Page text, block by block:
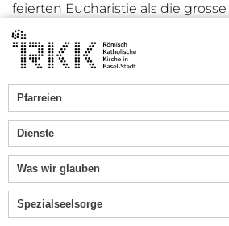
feierten Eucharistie als die
das Heilshandeln Gottes in Jesus
heute versammeln sich zur Feier
regelmässig am meisten
steht im Zentrum des
Pfarreien
Dienste
Was wir glauben
Spezialseelsorge